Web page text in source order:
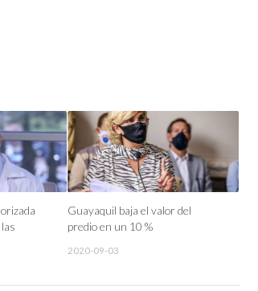
Guayaquil baja el valor del
predio en un 10 %
2020-09-03